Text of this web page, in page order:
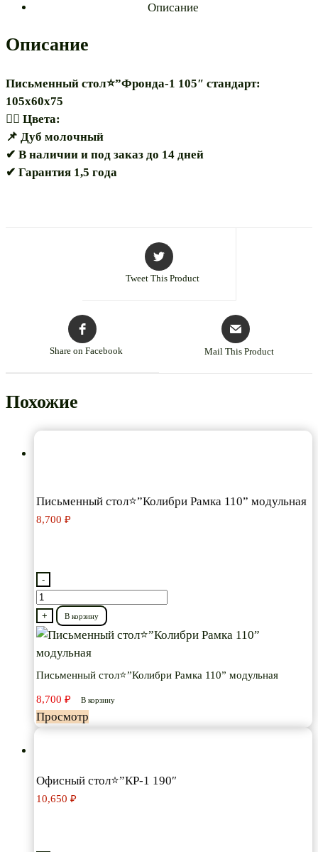
Описание
Описание
Письменный стол⭐”Фронда-1 105″ стандарт:
105х60х75
🏳️‍🌈 Цвета:
📌 Дуб молочный
✔ В наличии и под заказ до 14 дней
✔ Гарантия 1,5 года
Tweet This Product
Share on Facebook Mail This Product
Похожие
Письменный стол⭐”Колибри Рамка 110” модульная
8,700 ₽
-
Количество
товара
Письменный
стол⭐”Колибри
модульная
+ В корзину
Письменный стол⭐”Колибри Рамка 110” модульная
8,700 ₽ В корзину
Просмотр
Офисный стол⭐”КР-1 190″
10,650 ₽